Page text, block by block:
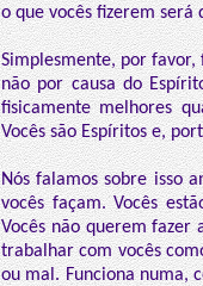
o que vocês fizerem será
Simplesmente, por favor,
não por causa do
fisicamente melhores
Vocês são Espíritos e,
Nós falamos sobre isso
vocês façam. Vocês
Vocês não querem fazer
trabalhar com vocês
ou mal. Funciona numa,